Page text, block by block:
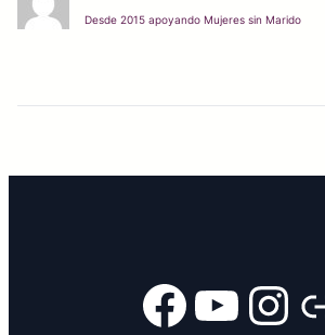
Desde 2015 apoyando Mujeres sin Marido
Facebook YouTube Instagram Enlace